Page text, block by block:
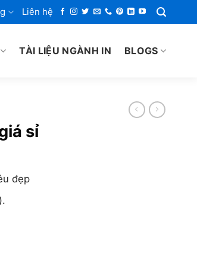
Liên hệ
TÀI LIỆU NGÀNH IN BLOGS
sỉ
đẹp